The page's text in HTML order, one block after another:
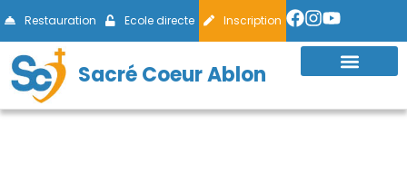
Restauration Ecole directe Inscription
Sacré Coeur Ablon